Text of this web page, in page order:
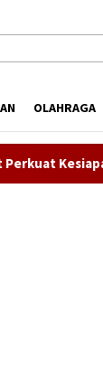
OLAHRAGA
Hadapi Era AI